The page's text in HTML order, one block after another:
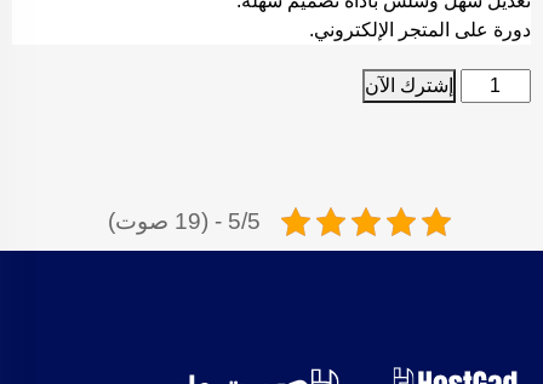
دورة على المتجر الإلكتروني.
إشترك الآن
5/5 - (19 صوت)